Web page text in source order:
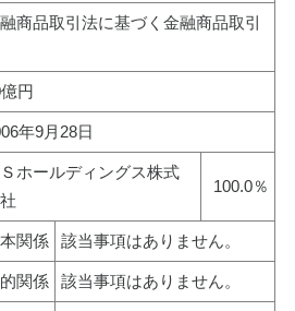
商品取引法に基づく金融商品取引
円
年9月28日
ホールディングス株式
100.0％
関係 該当事項はありません。
関係 該当事項はありません。